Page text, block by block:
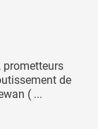
prometteurs
de
( ...